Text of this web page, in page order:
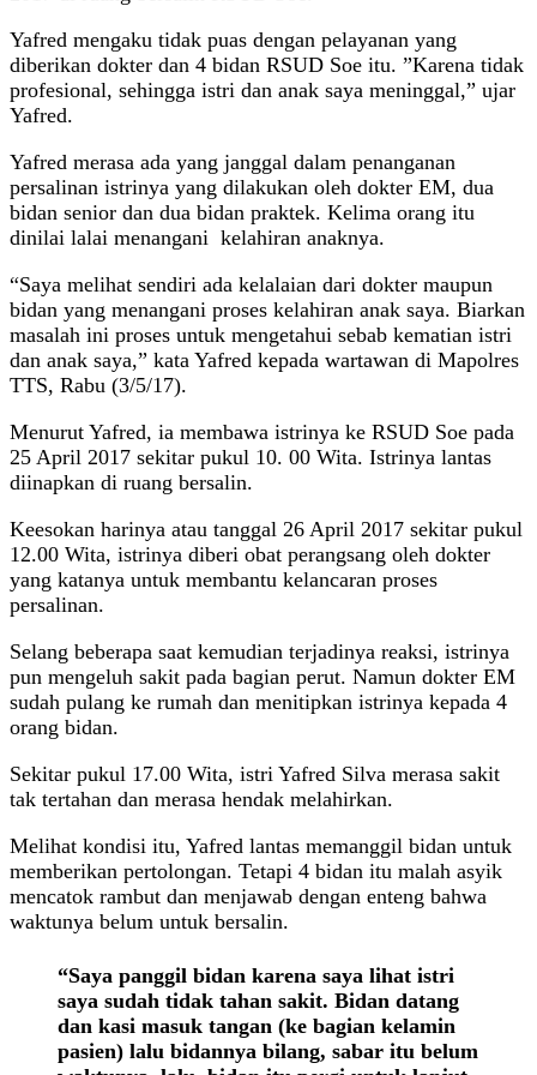
Yafred mengaku tidak puas dengan pelayanan yang
diberikan dokter dan 4 bidan RSUD Soe itu. ”Karena tidak
profesional, sehingga istri dan anak saya meninggal,” ujar
Yafred.
Yafred merasa ada yang janggal dalam penanganan
persalinan istrinya yang dilakukan oleh dokter EM, dua
bidan senior dan dua bidan praktek. Kelima orang itu
dinilai lalai menangani kelahiran anaknya.
“Saya melihat sendiri ada kelalaian dari dokter maupun
bidan yang menangani proses kelahiran anak saya. Biarkan
masalah ini proses untuk mengetahui sebab kematian istri
dan anak saya,” kata Yafred kepada wartawan di Mapolres
TTS, Rabu (3/5/17).
Menurut Yafred, ia membawa istrinya ke RSUD Soe pada
25 April 2017 sekitar pukul 10. 00 Wita. Istrinya lantas
diinapkan di ruang bersalin.
Keesokan harinya atau tanggal 26 April 2017 sekitar pukul
12.00 Wita, istrinya diberi obat perangsang oleh dokter
yang katanya untuk membantu kelancaran proses
persalinan.
Selang beberapa saat kemudian terjadinya reaksi, istrinya
pun mengeluh sakit pada bagian perut. Namun dokter EM
sudah pulang ke rumah dan menitipkan istrinya kepada 4
orang bidan.
Sekitar pukul 17.00 Wita, istri Yafred Silva merasa sakit
tak tertahan dan merasa hendak melahirkan.
Melihat kondisi itu, Yafred lantas memanggil bidan untuk
memberikan pertolongan. Tetapi 4 bidan itu malah asyik
mencatok rambut dan menjawab dengan enteng bahwa
waktunya belum untuk bersalin.
“Saya panggil bidan karena saya lihat istri
saya sudah tidak tahan sakit. Bidan datang
dan kasi masuk tangan (ke bagian kelamin
pasien) lalu bidannya bilang, sabar itu belum